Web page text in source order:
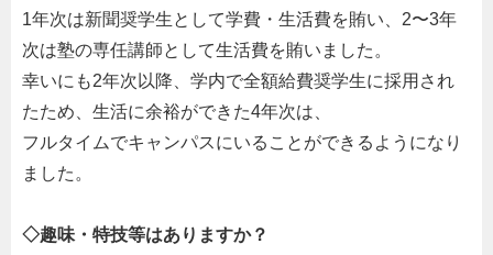
1年次は新聞奨学生として学費・生活費を賄い、 2〜3年
次は塾の専任講師として生活費を賄いました。
幸いにも2年次以降、学内で全額給費奨学生に採用され
たため、生活に余裕ができた4年次は、
フルタイムでキャンパスにいることができるようになり
ました。
◇趣味・特技等はありますか？